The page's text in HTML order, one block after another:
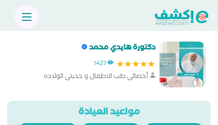
دكتورة هايدي محمد
1427
أخصائي طب الاطفال و حديثي الولاده
مواعيد العيادة